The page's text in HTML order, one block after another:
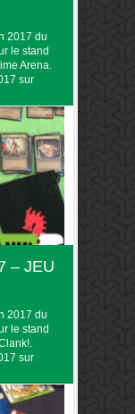
2017 du
le stand
Arena.
sur
– JEU
2017 du
le stand
sur